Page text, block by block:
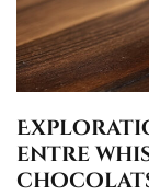
entre